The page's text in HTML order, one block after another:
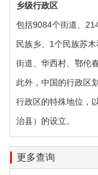
乡级行政区‌
包括9084个街道、
民族乡、1个民族苏
街道、华西村、鄂伦
此外，中国的行政区
行政区的特殊地位，
治县）的设立。
更多查询